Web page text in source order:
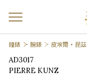
鐘錶 腕錶 皮埃爾·昆茲
AD3017
PIERRE KUNZ